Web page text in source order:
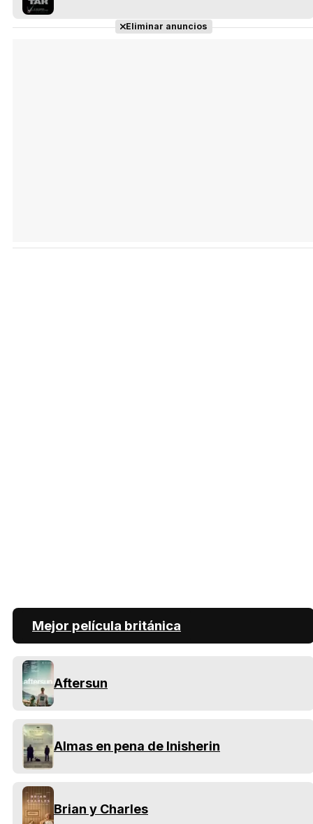
Eliminar anuncios
Mejor película británica
Aftersun
Almas en pena de Inisherin
Brian y Charles